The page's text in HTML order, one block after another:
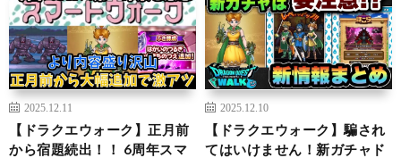
2025.12.11
【ドラクエウォーク】正月前
から宿題続出！！ 6周年スマ
2025.12.10
【ドラクエウォーク】騙され
てはいけません！新ガチャド